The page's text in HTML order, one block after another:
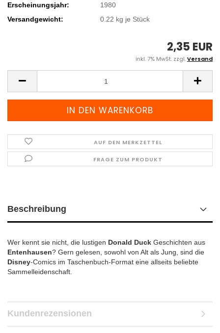
Erscheinungsjahr:
1980
Versandgewicht:
0.22 kg je Stück
2,35 EUR
inkl. 7% MwSt. zzgl.Versand
AUF DEN MERKZETTEL
FRAGE ZUM PRODUKT
Beschreibung
Wer kennt sie nicht, die lustigen Donald Duck Geschichten aus
Entenhausen? Gern gelesen, sowohl von Alt als Jung, sind die
Disney-Comics im Taschenbuch-Format eine allseits beliebte
Sammelleidenschaft.
Kundenrezensionen